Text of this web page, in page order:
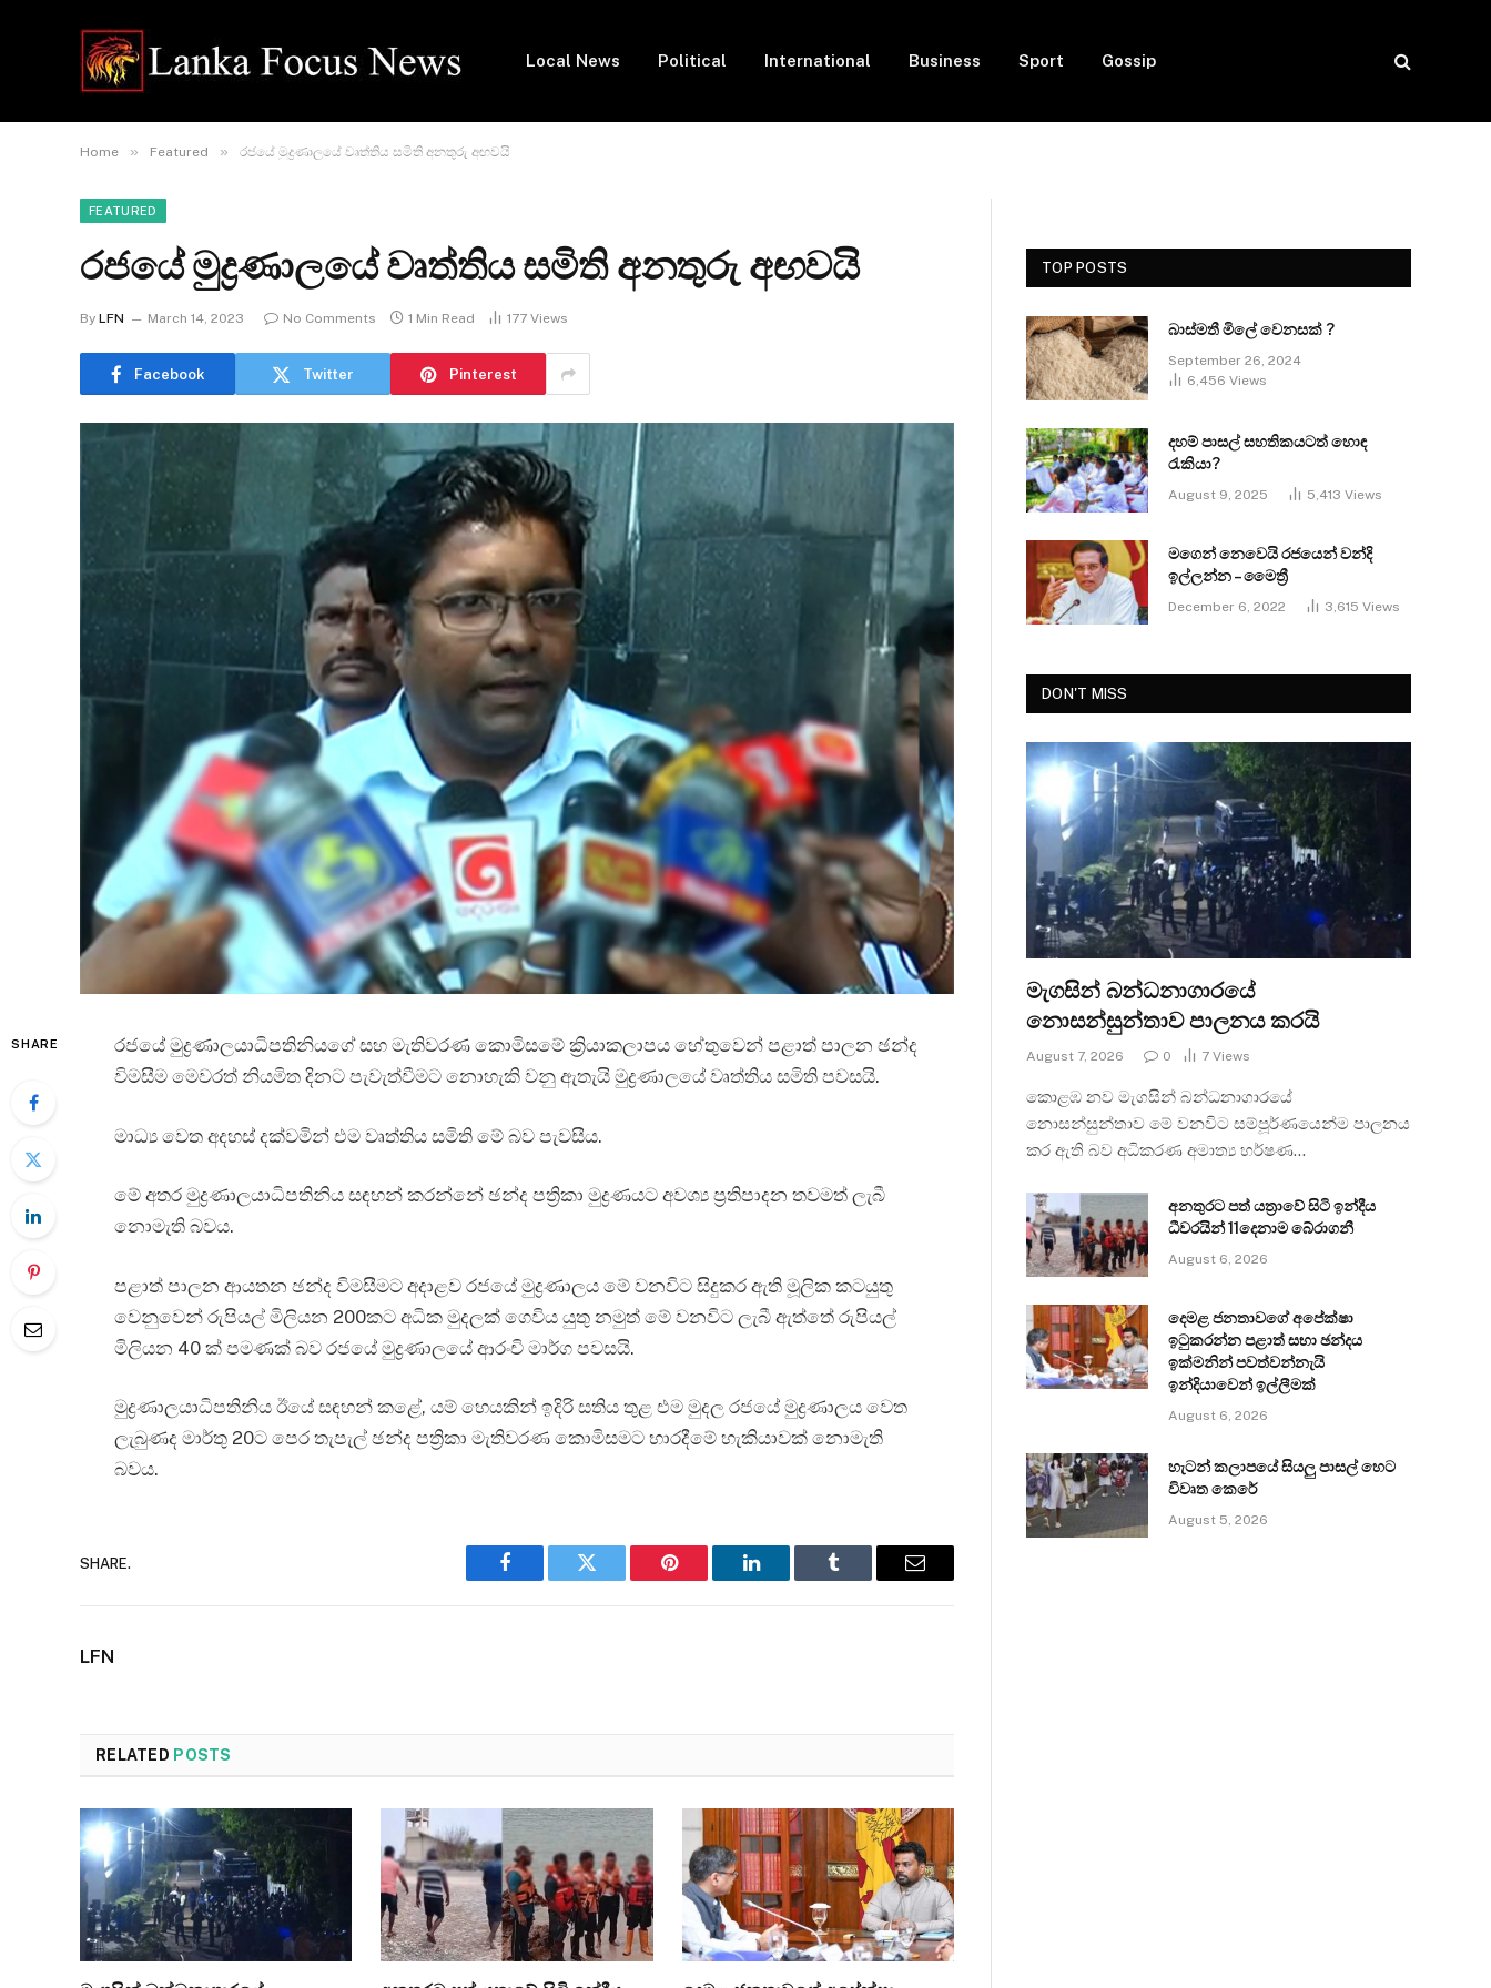
Local News Political International Business Sport Gossip
Home » Featured » රජයේ මුද්‍රණාලයේ වෘත්තිය සමිති අනතුරු අඟවයි
FEATURED
රජයේ මුද්‍රණාලයේ වෘත්තිය සමිති අනතුරු අඟවයි
By LFN March 14, 2023 No Comments 1 Min Read 177 Views
Facebook Twitter Pinterest
SHARE
රජයේ මුද්‍රණාලයාධිපතිනියගේ සහ මැතිවරණ කොමිසමේ ක්‍රියාකලාපය හේතුවෙන් පළාත් පාලන ඡන්ද
විමසීම මෙවරත් නියමිත දිනට පැවැත්වීමට නොහැකි වනු ඇතැයි මුද්‍රණාලයේ වෘත්තිය සමිති පවසයි.
මාධ්‍ය වෙත අදහස් දක්වමින් එම වෘත්තිය සමිති මේ බව පැවසීය.
මේ අතර මුද්‍රණාලයාධිපතිනිය සඳහන් කරන්නේ ඡන්ද පත්‍රිකා මුද්‍රණයට අවශ්‍ය ප්‍රතිපාදන තවමත් ලැබී
නොමැති බවය.
පළාත් පාලන ආයතන ඡන්ද විමසීමට අදාළව රජයේ මුද්‍රණාලය මේ වනවිට සිදුකර ඇති මූලික කටයුතු
වෙනුවෙන් රුපියල් මිලියන 200කට අධික මුදලක් ගෙවිය යුතු නමුත් මේ වනවිට ලැබී ඇත්තේ රුපියල්
මිලියන 40 ක් පමණක් බව රජයේ මුද්‍රණාලයේ ආරංචි මාර්ග පවසයි.
මුද්‍රණාලයාධිපතිනිය ඊයේ සඳහන් කළේ, යම් හෙයකින් ඉදිරි සතිය තුළ එම මුදල රජයේ මුද්‍රණාලය වෙත
ලැබුණද මාර්තු 20ට පෙර තැපැල් ඡන්ද පත්‍රිකා මැතිවරණ කොමිසමට භාරදීමේ හැකියාවක් නොමැති
බවය.
SHARE.
Facebook Twitter Pinterest LinkedIn Tumblr Email
LFN
RELATED POSTS
TOP POSTS
බාස්මතී මිලේ වෙනසක් ?
September 26, 2024
6,456 Views
දහම් පාසල් සහතිකයටත් හොඳ
රැකියා?
August 9, 2025 5,413 Views
මගෙන් නෙවෙයි රජයෙන් වන්දි
ඉල්ලන්න – මෛත්‍රී
December 6, 2022 3,615 Views
DON'T MISS
මැගසින් බන්ධනාගාරයේ
නොසන්සුන්තාව පාලනය කරයි
August 7, 2026 0 7 Views
කොළඹ නව මැගසින් බන්ධනාගාරයේ
නොසන්සුන්තාව මේ වනවිට සම්පූර්ණයෙන්ම පාලනය
කර ඇති බව අධිකරණ අමාත්‍ය හර්ෂණ…
අනතුරට පත් යත්‍රාවේ සිටි ඉන්දීය
ධීවරයින් 11දෙනාම බේරාගනී
August 6, 2026
දෙමළ ජනතාවගේ අපේක්ෂා
ඉටුකරන්න පළාත් සභා ඡන්දය
ඉක්මනින් පවත්වන්නැයි
ඉන්දියාවෙන් ඉල්ලීමක්
August 6, 2026
හැටන් කලාපයේ සියලු පාසල් හෙට
විවෘත කෙරේ
August 5, 2026